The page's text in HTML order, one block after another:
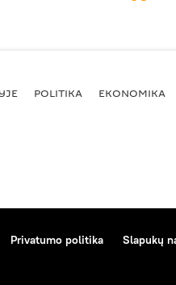
POLITIKA EKONOMIKA
Privatumo politika Slapukų